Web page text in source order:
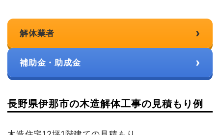
解体業者 ›
補助金・助成金 ›
長野県伊那市の木造解体工事の見積もり例